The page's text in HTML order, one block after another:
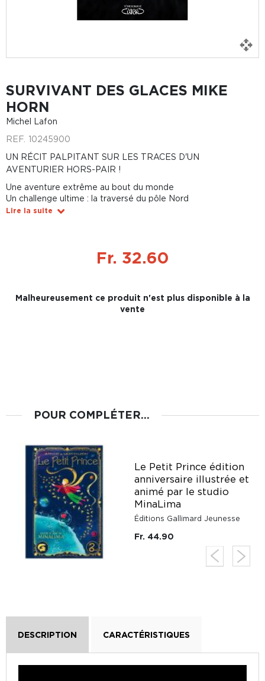
SURVIVANT DES GLACES MIKE
HORN
Michel Lafon
REF. 10245900
UN RÉCIT PALPITANT SUR LES TRACES D'UN
AVENTURIER HORS-PAIR !
Une aventure extrême au bout du monde
Un challenge ultime : la traversé du pôle Nord
Lire la suite
Fr. 32.60
Malheureusement ce produit n'est plus disponible à la
vente
POUR COMPLÉTER...
Le Petit Prince édition
anniversaire illustrée et
animé par le studio
MinaLima
Éditions Gallimard Jeunesse
Fr. 44.90
DESCRIPTION CARACTÉRISTIQUES